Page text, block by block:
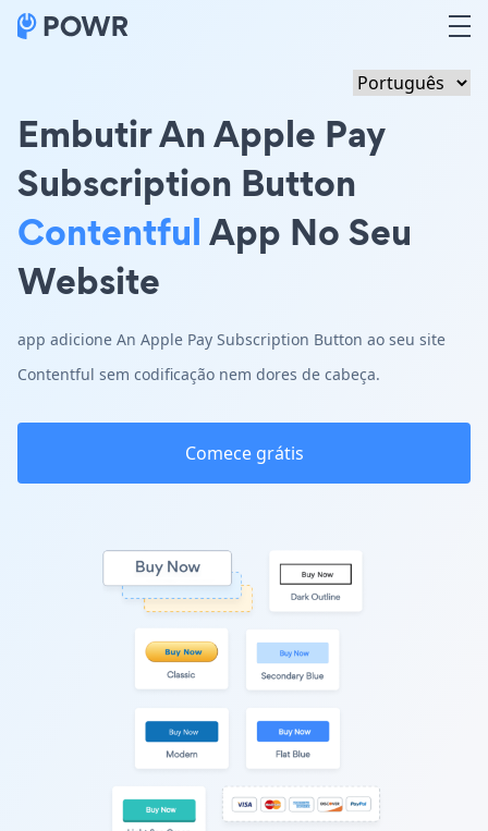
Embutir An Apple Pay
Subscription Button
ContentfulApp No Seu
Website
app adicione An Apple Pay Subscription Button ao seu site
Contentful sem codificação nem dores de cabeça.
Comece grátis